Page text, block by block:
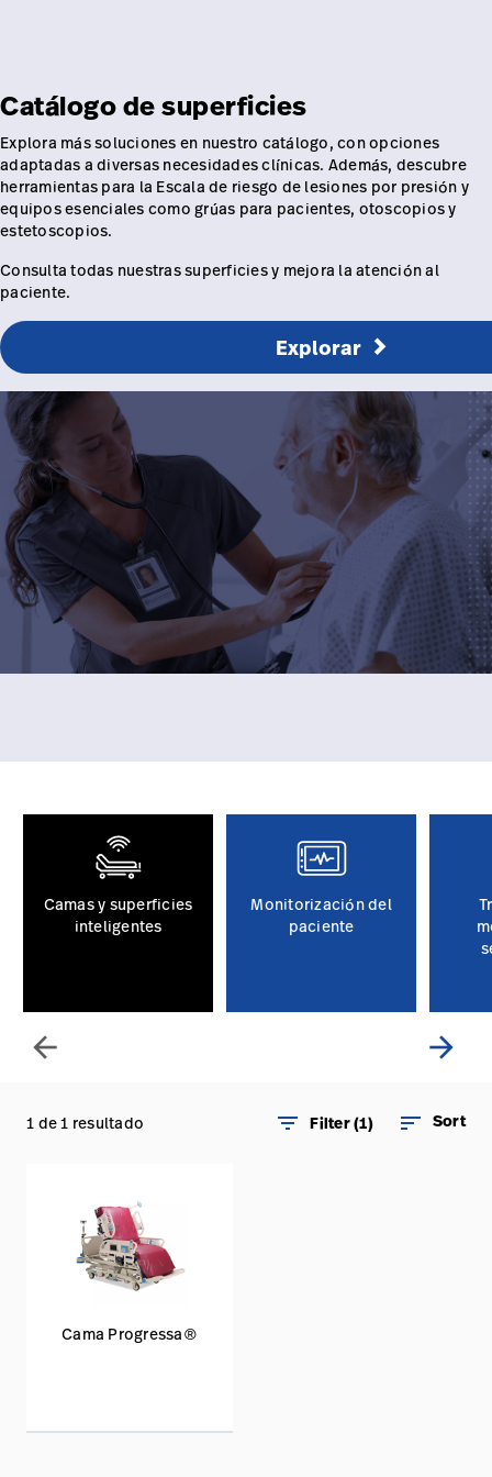
Baxter.com
Portal
Catálogo de superficies
Explora más soluciones en nuestro catálogo, con opciones
adaptadas a diversas necesidades clínicas. Además, descubre
herramientas para la Escala de riesgo de lesiones por presión y
equipos esenciales como grúas para pacientes, otoscopios y
estetoscopios.
Consulta todas nuestras superficies y mejora la atención al
paciente.
Explorar
arrow_back
Camas y superficies
inteligentes
Monitorización del
paciente
arrow_forward
1 de 1 resultado filter_list Filter (1) sort Sort
Cama Progressa®